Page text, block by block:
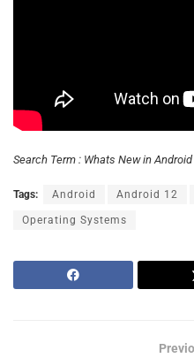
Search Term : Whats New in
Tags: Android Android 12
Operating Systems